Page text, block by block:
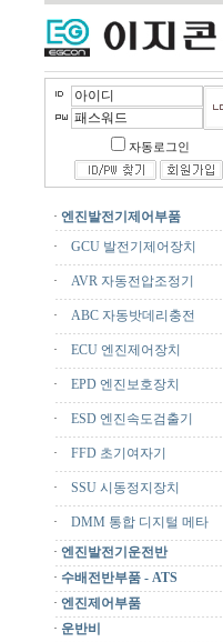
자동로그인
· 엔진발전기제어부품
·
GCU 발전기제어장치
· AVR 자동전압조정기
· ABC 자동밧데리충전
· ECU 엔진제어장치
· EPD 엔진보호장치
· ESD 엔진속도검출기
· FFD 초기여자기
· SSU 시동정지장치
·
DMM 통합 디지털 메타
· 엔진발전기운전반
· 수배전반부품 - ATS
· 엔진제어부품
· 운반비